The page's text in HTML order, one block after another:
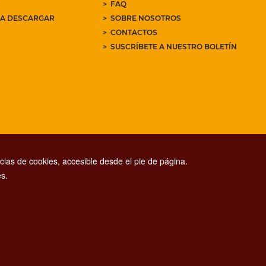
DESCARGAR
FAQ
SOBRE NOSOTROS
CONTACTOS
SUSCRÍBETE A NUESTRO BOLETÍN
de cookies, accesible desde el pie de página.